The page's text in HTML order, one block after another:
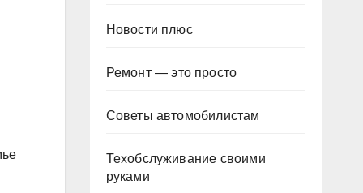
Новости плюс
Ремонт — это просто
Советы автомобилистам
Техобслуживание своими
руками